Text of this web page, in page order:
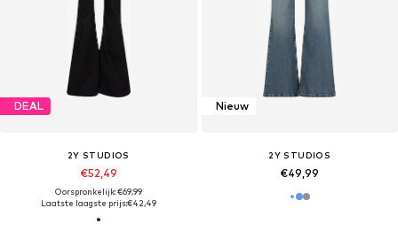
DEAL
2Y STUDIOS
€52,49
Oorspronkelijk: €69,99
Laatste laagste prijs:€42,49
Nieuw
2Y STUDIOS
€49,99